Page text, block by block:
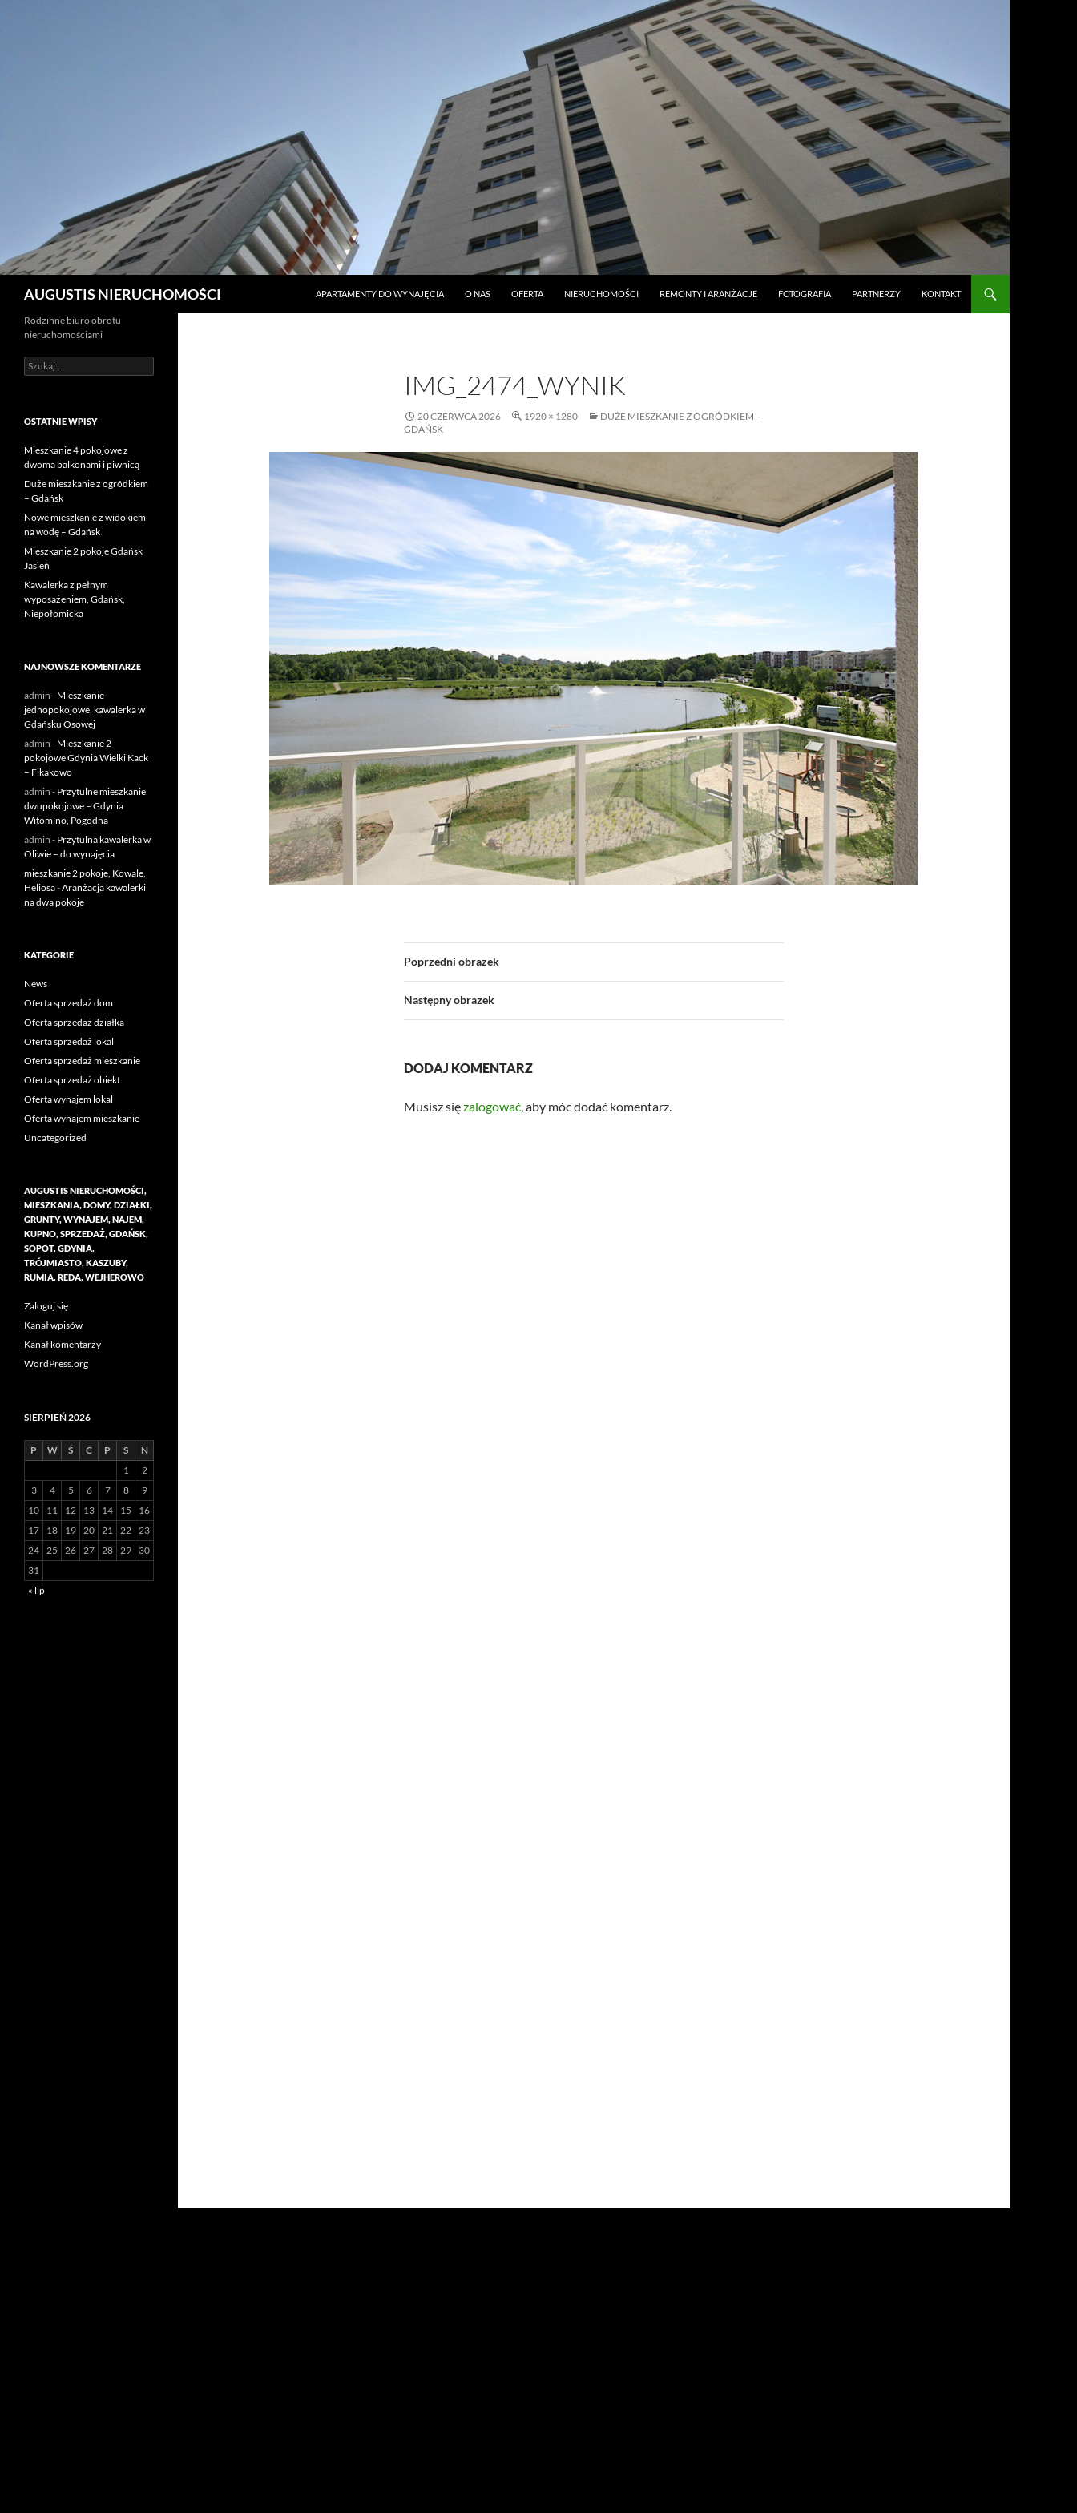
AUGUSTIS NIERUCHOMOŚCI
APARTAMENTY DO WYNAJĘCIA
O NAS OFERTA NIERUCHOMOŚCI REMONTY I ARANŻACJE FOTOGRAFIA PARTNERZY KONTAKT
IMG_2474_WYNIK
20 CZERWCA 2026 1920 × 1280
DUŻE MIESZKANIE Z OGRÓDKIEM –
GDAŃSK
Poprzedni obrazek
Następny obrazek
DODAJ KOMENTARZ
Musisz sięzalogować, aby móc dodać komentarz.
Rodzinne biuro obrotu
nieruchomościami
Szukaj:
OSTATNIE WPISY
Mieszkanie 4 pokojowe z
dwoma balkonami i piwnicą
Duże mieszkanie z ogródkiem
– Gdańsk
Nowe mieszkanie z widokiem
na wodę – Gdańsk
Mieszkanie 2 pokoje Gdańsk
Jasień
Kawalerka z pełnym
wyposażeniem, Gdańsk,
Niepołomicka
NAJNOWSZE KOMENTARZE
admin - Mieszkanie
jednopokojowe, kawalerka w
Gdańsku Osowej
admin - Mieszkanie 2
pokojowe Gdynia Wielki Kack
– Fikakowo
admin - Przytulne mieszkanie
dwupokojowe – Gdynia
Witomino, Pogodna
admin - Przytulna kawalerka w
Oliwie – do wynajęcia
mieszkanie 2 pokoje, Kowale,
Heliosa-Aranżacja kawalerki
na dwa pokoje
KATEGORIE
News
Oferta sprzedaż dom
Oferta sprzedaż działka
Oferta sprzedaż lokal
Oferta sprzedaż mieszkanie
Oferta sprzedaż obiekt
Oferta wynajem lokal
Oferta wynajem mieszkanie
Uncategorized
AUGUSTIS NIERUCHOMOŚCI,
MIESZKANIA, DOMY, DZIAŁKI,
GRUNTY, WYNAJEM, NAJEM,
KUPNO, SPRZEDAŻ, GDAŃSK,
SOPOT, GDYNIA,
TRÓJMIASTO, KASZUBY,
RUMIA, REDA, WEJHEROWO
Zaloguj się
Kanał wpisów
Kanał komentarzy
WordPress.org
SIERPIEŃ 2026
P W Ś C P S
N
1
2
3
4 5 6 7 8
9
10
11 12 13 14 15
16
17
18 19 20 21 22 23
24 25 26 27 28 29
30
31
« lip